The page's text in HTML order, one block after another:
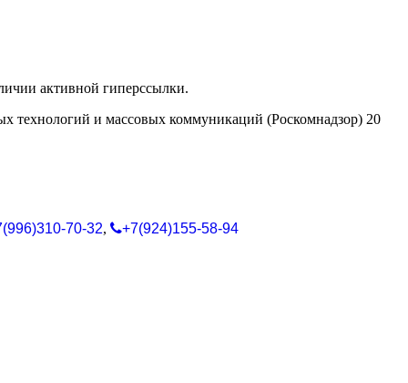
активной гиперссылки.
технологий и массовых коммуникаций (Роскомнадзор) 20
70-32, +7(924)155-58-94